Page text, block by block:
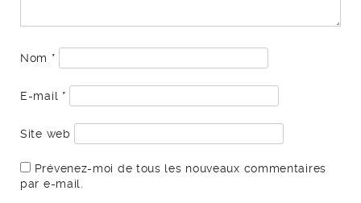
Nom *
E-mail *
Site web
Prévenez-moi de tous les nouveaux commentaires
par e-mail.